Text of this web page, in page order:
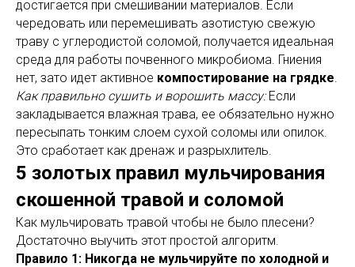
достигается при смешивании материалов. Если
чередовать или перемешивать азотистую свежую
траву с углеродистой соломой, получается идеальная
среда для работы почвенного микробиома. Гниения
нет, зато идет активное компостирование на грядке.
Как правильно сушить и ворошить массу:Если
закладывается влажная трава, ее обязательно нужно
пересыпать тонким слоем сухой соломы или опилок.
Это сработает как дренаж и разрыхлитель.
5 золотых правил мульчирования
скошенной травой и соломой
Как мульчировать травой чтобы не было плесени?
Достаточно выучить этот простой алгоритм.
Правило 1: Никогда не мульчируйте по холодной и